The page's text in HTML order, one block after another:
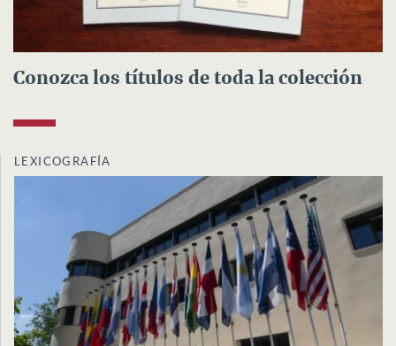
Conozca los títulos de toda la colección
LEXICOGRAFÍA